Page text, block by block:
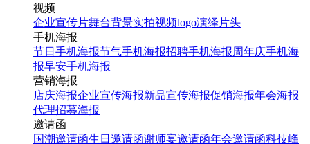
视频
企业宣传片舞台背景实拍视频logo演绎 片头
手机海报
节日手机海报节气手机海报招聘手机海报周年庆手机海
报早安手机海报
营销海报
店庆海报企业宣传海报新品宣传海报促销海报年会海报
代理招募海报
邀请函
国潮邀请函生日邀请函谢师宴邀请函年会邀请函科技峰